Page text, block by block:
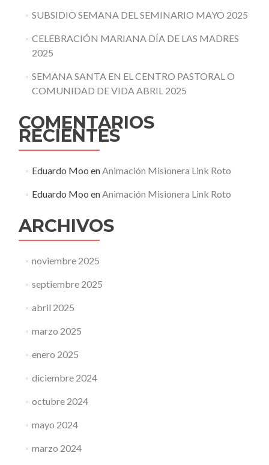
SUBSIDIO SEMANA DEL SEMINARIO MAYO 2025
CELEBRACIÓN MARIANA DÍA DE LAS MADRES
2025
SEMANA SANTA EN EL CENTRO PASTORAL O
COMUNIDAD DE VIDA ABRIL 2025
COMENTARIOS
RECIENTES
Eduardo Moo enAnimación Misionera Link Roto
Eduardo Moo enAnimación Misionera Link Roto
ARCHIVOS
noviembre 2025
septiembre 2025
abril 2025
marzo 2025
enero 2025
diciembre 2024
octubre 2024
mayo 2024
marzo 2024